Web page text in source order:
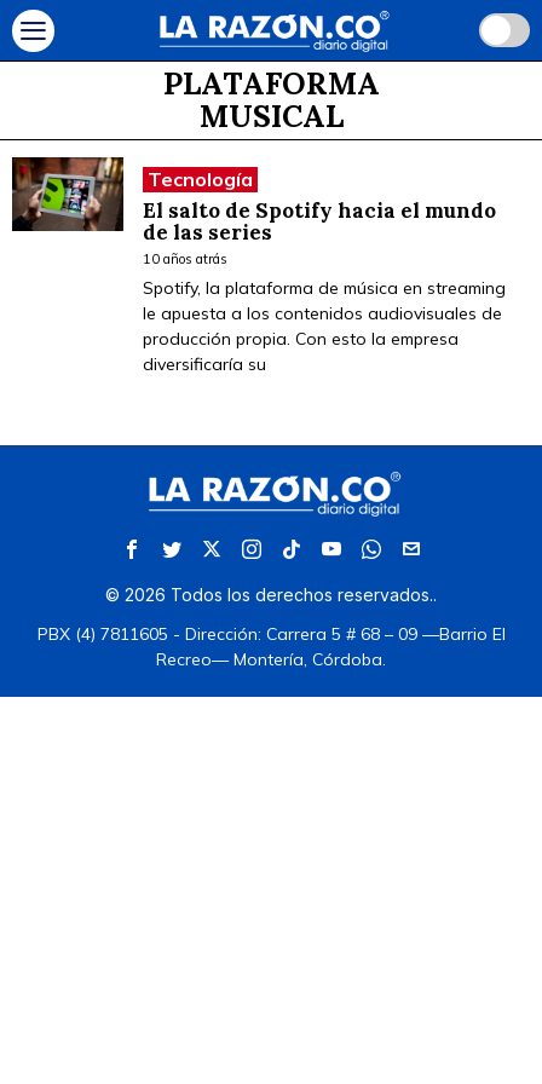
PLATAFORMA
MUSICAL
Tecnología
El salto de Spotify hacia el mundo
de las series
10 años atrás
Spotify, la plataforma de música en streaming
le apuesta a los contenidos audiovisuales de
producción propia. Con esto la empresa
diversificaría su
© 2026 Todos los derechos reservados..
PBX (4) 7811605 - Dirección: Carrera 5 # 68 – 09 —Barrio El
Recreo— Montería, Córdoba.